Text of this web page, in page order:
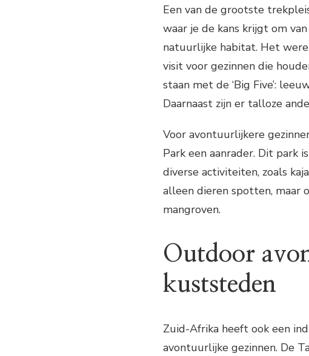
Een van de grootste
waar je de kans krijgt om
natuurlijke habitat. Het
visit voor gezinnen die
staan met de ‘Big Five’:
Daarnaast zijn er talloze
Voor avontuurlijkere
Park een aanrader. Dit
diverse activiteiten, zoals
alleen dieren spotten, maar
mangroven.
Outdoor
kuststeden
Zuid-Afrika heeft ook een
avontuurlijke gezinnen. De